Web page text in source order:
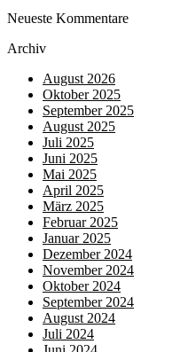
Neueste Kommentare
Archiv
August 2026
Oktober 2025
September 2025
August 2025
Juli 2025
Juni 2025
Mai 2025
April 2025
März 2025
Februar 2025
Januar 2025
Dezember 2024
November 2024
Oktober 2024
September 2024
August 2024
Juli 2024